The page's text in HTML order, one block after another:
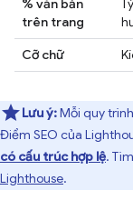
% văn bản
trên trang
Cỡ chữ
Lưu ý:Mỗi quy
Điểm SEO của
có cấu trúc hợp lệ.
Lighthouse.